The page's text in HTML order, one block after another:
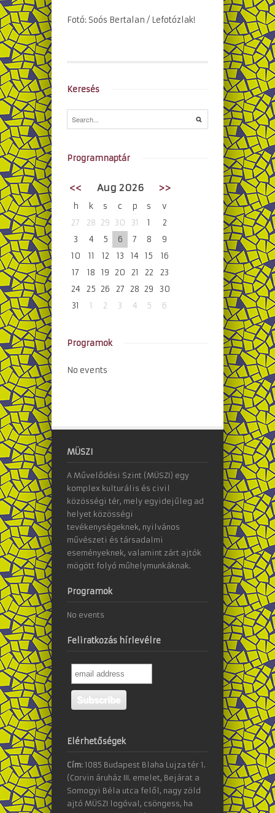
Fotó: Soós Bertalan / Lefotózlak!
Keresés
Programnaptár
<< Aug 2026 >>
h k s c p s
v
27
28 29 30 31 1
2
3
4 5 6 7 8
9
10
11 12 13 14 15
16
17
18 19 20 21 22
23
24
25 26 27 28 29
30
31
1 2 3 4 5 6
Programok
No events
MÜSZI
A Művelődési Szint (MÜSZI) egy
komplex kulturális és civil
közösségi tér, mely egyidejűleg ad
helyet közösségi
tevékenységeknek, nyilvános
művészeti és társadalmi
eseményeknek, valamint zárt ajtók
mögött folyó műhelymunkáknak.
Programok
No events
Feliratkozás hírlevélre
Elérhetőségek
Cím: 1085 Budapest Blaha Lujza tér 1.
(Corvin áruház III. emelet, Bejárat a
Somogyi Béla utca felől, nagy zöld
ajtó MÜSZI logóval, csöngess, ha